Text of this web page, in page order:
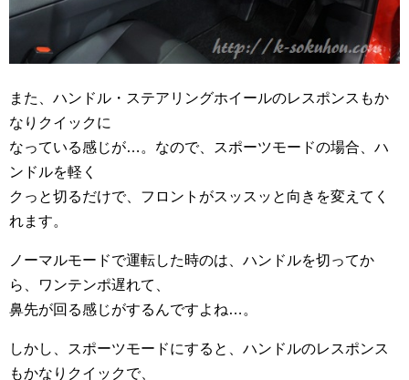
また、ハンドル・ステアリングホイールのレスポンスもか
なりクイックに
なっている感じが…。なので、スポーツモードの場合、ハ
ンドルを軽く
クっと切るだけで、フロントがスッスッと向きを変えてく
れます。
ノーマルモードで運転した時のは、ハンドルを切ってか
ら、ワンテンポ遅れて、
鼻先が回る感じがするんですよね…。
しかし、スポーツモードにすると、ハンドルのレスポンス
もかなりクイックで、